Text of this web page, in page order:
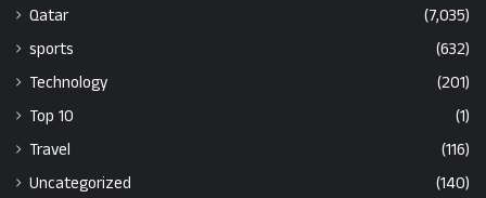
Qatar
(7,035)
sports
(632)
Technology
(201)
Top 10
(1)
Travel
(116)
Uncategorized
(140)